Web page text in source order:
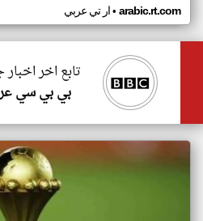
ار تي عربي• arabic.rt.com
تابع اخر
بي بي سي